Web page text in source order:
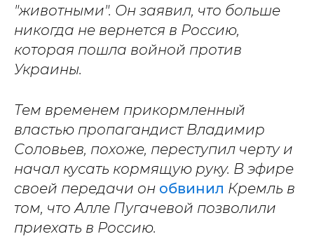
"животными". Он заявил, что больше
никогда не вернется в Россию,
которая пошла войной против
Украины.
Тем временем прикормленный
властью пропагандист Владимир
Соловьев, похоже, переступил черту и
начал кусать кормящую руку. В эфире
своей передачи он обвинил Кремль в
том, что Алле Пугачевой позволили
приехать в Россию.